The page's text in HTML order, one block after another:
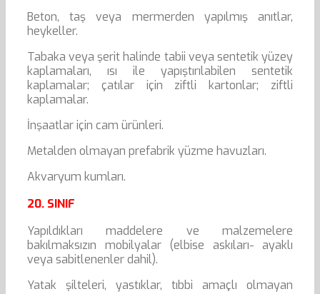
Beton, taş veya mermerden yapılmış anıtlar,
heykeller.
Tabaka veya şerit halinde tabii veya sentetik yüzey
kaplamaları, ısı ile yapıştırılabilen sentetik
kaplamalar; çatılar için ziftli kartonlar; ziftli
kaplamalar.
İnşaatlar için cam ürünleri.
Metalden olmayan prefabrik yüzme havuzları.
Akvaryum kumları.
20. SINIF
Yapıldıkları maddelere ve malzemelere
bakılmaksızın mobilyalar (elbise askıları- ayaklı
veya sabitlenenler dahil).
Yatak şilteleri, yastıklar, tıbbi amaçlı olmayan